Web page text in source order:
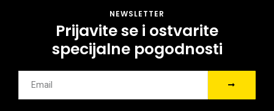
NEWSLETTER
Prijavite se i ostvarite
specijalne pogodnosti